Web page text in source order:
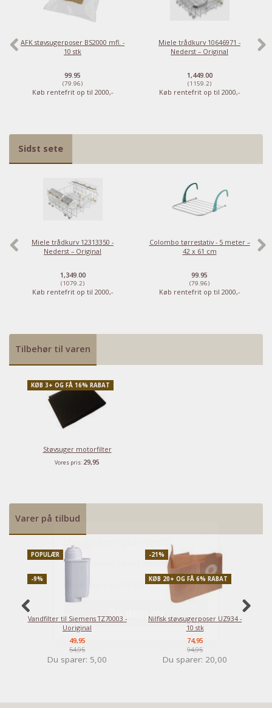
AFK støvsugerposer BS2000 mfl. -
10 stk
99.95
(79.96)
Køb rentefrit op til 2000,-
Miele trådkurv 10646971 -
Nederst – Original
1,449.00
(1159.2)
Køb rentefrit op til 2000,-
Sidst sete
Miele trådkurv 12313350 -
Nederst – Original
1,349.00
(1079.2)
Køb rentefrit op til 2000,-
Colombo tørrestativ - 5 meter –
42 x 61 cm
99.95
(79.96)
Køb rentefrit op til 2000,-
Tilbehør til varen
KØB 3+ OG FÅ 16% RABAT
Støvsuger motorfilter
Vores pris: 29,95
Varer på tilbud
POPULÆR
-9%
Vandfilter til Siemens TZ70003 -
Uoriginal
49,95
54,95
Du sparer: 5,00
-21%
KØB 20+ OG FÅ 6% RABAT
Nilfisk støvsugerposer UZ934 -
10 stk
74,95
94,95
Du sparer: 20,00
Har du det også varmt?
Priser fra kun 29,95
Se dem nu